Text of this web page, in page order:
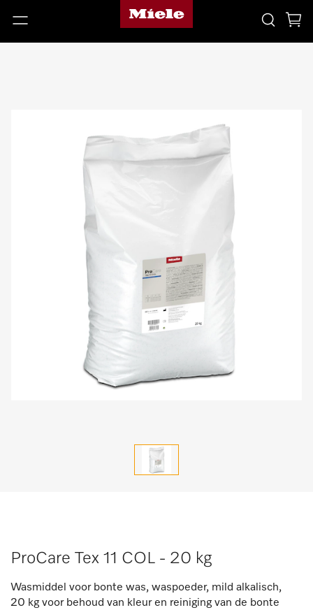
ProCare Tex 11 COL - 20 kg
Wasmiddel voor bonte was, waspoeder, mild alkalisch,
20 kg voor behoud van kleur en reiniging van de bonte